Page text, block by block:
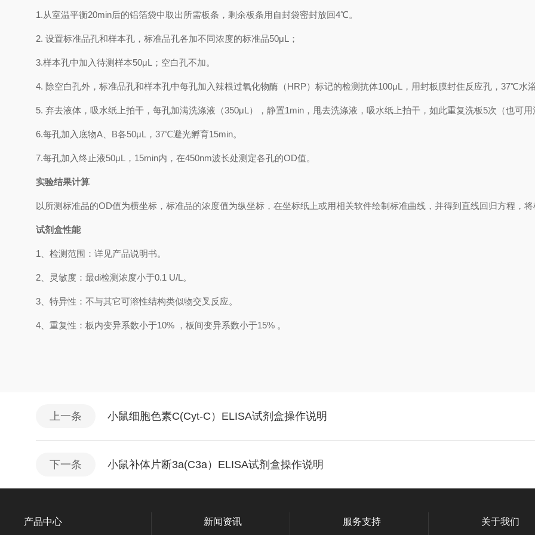
1.从室温平衡20min后的铝箔袋中取出所需板条，剩余板条用自封袋密封放回4℃。
2. 设置标准品孔和样本孔，标准品孔各加不同浓度的标准品50μL ；
3.样本孔中加 入待测样本50μL ；空白孔不加。
4. 除空白孔外，标准品孔和样本孔中每孔加入辣根过氧化物酶（HRP）标记的检测抗体100μL ，用封板膜封住反应孔， 37℃水
5. 弃去液体，吸水纸上拍干，每孔加满洗涤液 （350μL ） ，静置1min ，甩去洗涤液，吸水纸上拍干，如此重复洗板5次（也可用
6.每孔加入底物A B各50μL ， 37℃避光孵育15min。
7.每孔加入终止液50μL ， 15min内，在450nm波长处测定各孔的OD值。
实验结果计算
以 所测标准品的OD值为横坐标， 标准品的浓度值为纵坐标，在坐标纸上或用相关软件绘制 标准曲线 ，并得到 直线回归方程 ， 将
试剂盒性能
1、检测范围： 详见产品说明书。
2、 灵敏度：最di检测浓度小于0.1 U/L 。
3、 特异性：不与其它可溶性结构类似物交叉反应。
4、 重复性：板内变异系数小于10% ， 板间变异系数小于15% 。
上一条 小鼠细胞色素C(Cyt-C）ELISA试剂盒操作说明
下一条 小鼠补体片断3a(C3a）ELISA试剂盒操作说明
产品中心 新闻资讯 服务支持 关于我们